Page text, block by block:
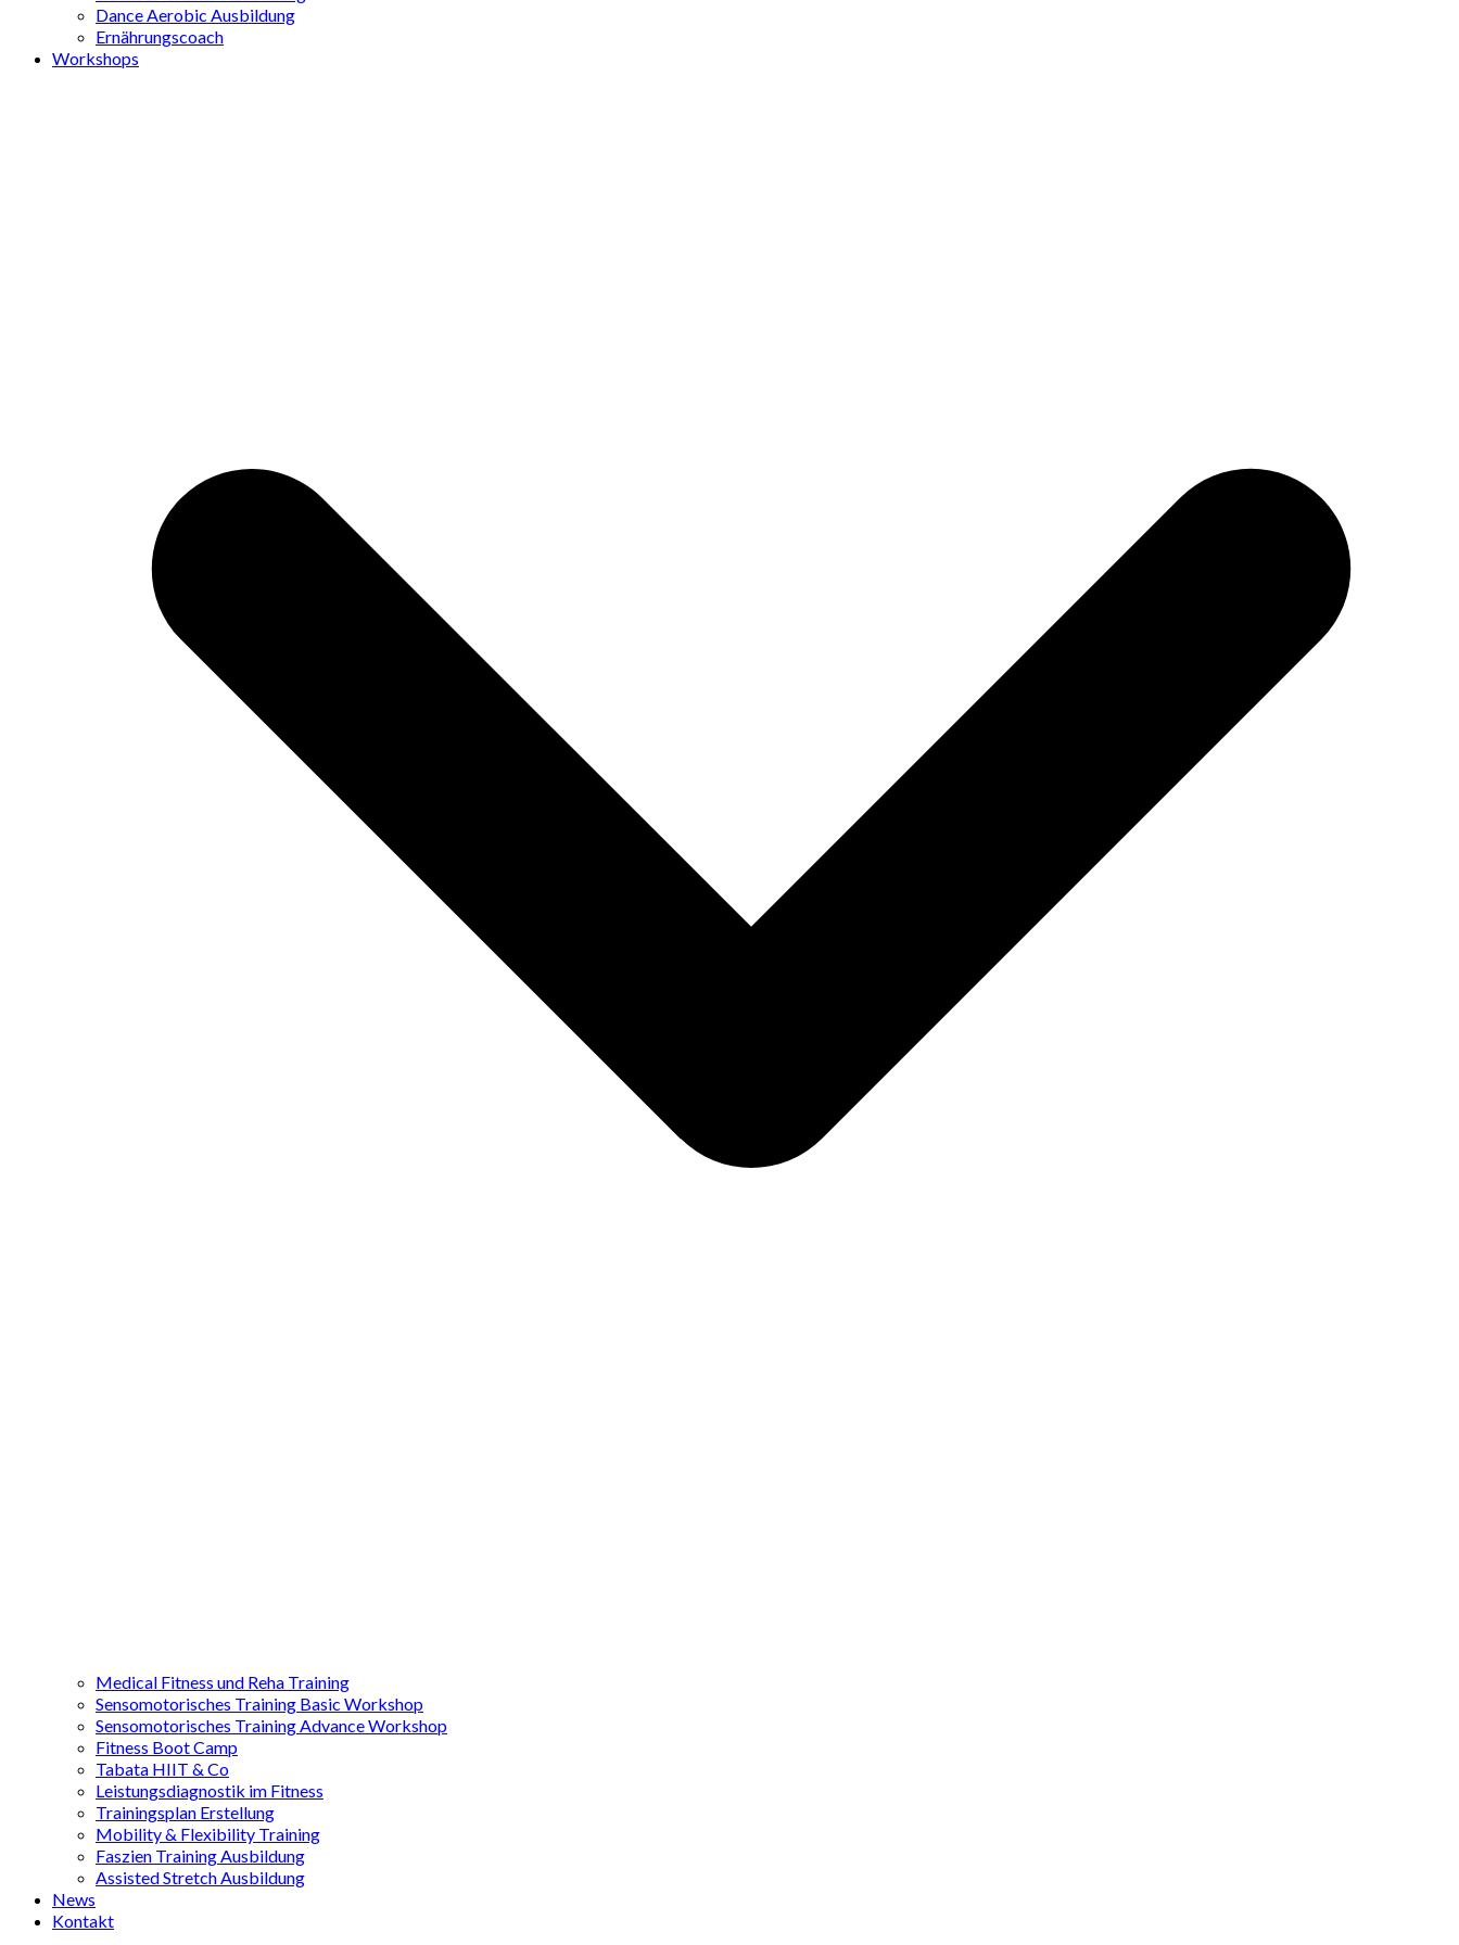
Dance Aerobic Ausbildung
Ernährungscoach
Workshops
Medical Fitness und Reha Training
Sensomotorisches Training Basic Workshop
Sensomotorisches Training Advance Workshop
Fitness Boot Camp
Tabata HIIT & Co
Leistungsdiagnostik im Fitness
Trainingsplan Erstellung
Mobility & Flexibility Training
Faszien Training Ausbildung
Assisted Stretch Ausbildung
News
Kontakt